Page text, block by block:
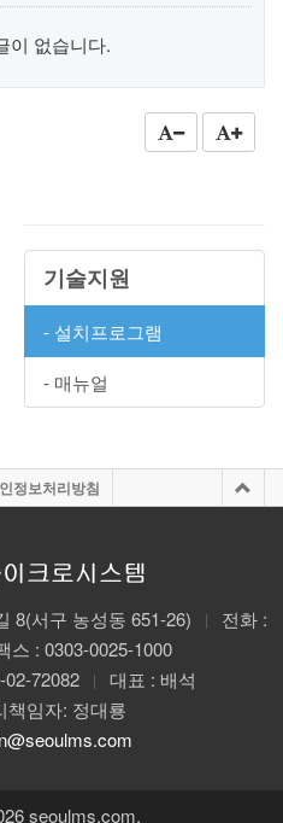
이 없습니다.
기술지원
- 설치프로그램
- 매뉴얼
정보처리방침
8(서구 농성동 651-26) |
전화 :
스 : 0303-0025-1000
72082
|
대표 : 배석
책임자: 정대룡
seoulms.com.